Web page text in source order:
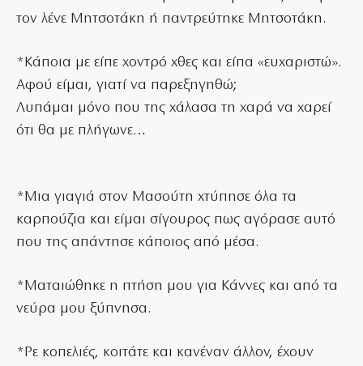
τον λένε Μητσοτάκη ή παντρεύτηκε Μητσοτάκη.
*Κάποια με είπε χοντρό χθες και είπα «ευχαριστώ».
Αφού είμαι, γιατί να παρεξηγηθώ;
Λυπάμαι μόνο που της χάλασα τη χαρά να χαρεί
ότι θα με πλήγωνε…
*Μια γιαγιά στον Μασούτη χτύπησε όλα τα
καρπούζια και είμαι σίγουρος πως αγόρασε αυτό
που της απάντησε κάποιος από μέσα.
*Ματαιώθηκε η πτήση μου για Κάννες και από τα
νεύρα μου ξύπνησα.
*Ρε κοπελιές, κοιτάτε και κανέναν άλλον, έχουν